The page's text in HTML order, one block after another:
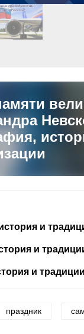
и
и
и
праздник